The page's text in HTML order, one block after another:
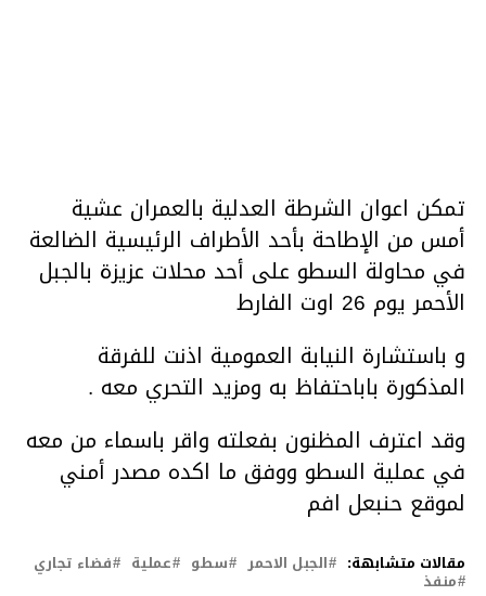
تمكن اعوان الشرطة العدلية بالعمران عشية
أمس من الإطاحة بأحد الأطراف الرئيسية الضالعة
في محاولة السطو على أحد محلات عزيزة بالجبل
الأحمر يوم 26 اوت الفارط
و باستشارة النيابة العمومية اذنت للفرقة
المذكورة باباحتفاظ به ومزيد التحري معه .
وقد اعترف المظنون بفعلته واقر باسماء من معه
في عملية السطو ووفق ما اكده مصدر أمني
لموقع حنبعل افم
مقالات متشابهة: الجبل الاحمر سطو عملية فضاء تجاري
منفذ